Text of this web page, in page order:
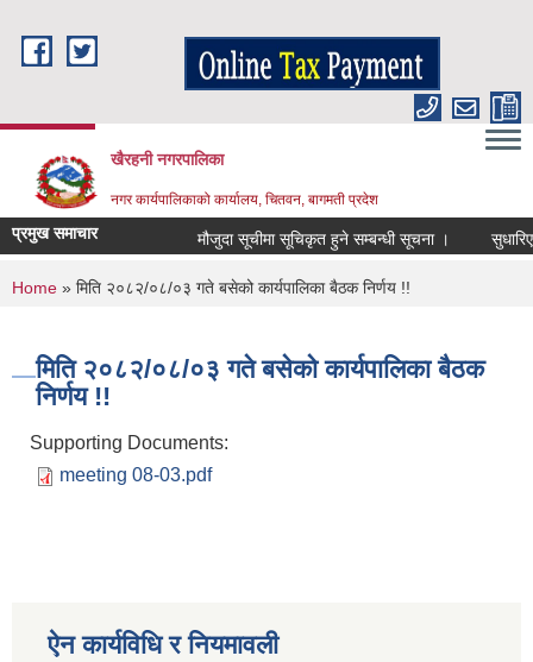
खैरहनी नगरपालिका
नगर कार्यपालिकाको कार्यालय, चितवन, बागमती प्रदेश
प्रमुख समाचार मौजुदा सूचीमा सूचिकृत हुने सम्बन्धी सूचना ।
You are here
Home » मिति २०८२/०८/०३ गते बसेको कार्यपालिका बैठक निर्णय !!
मिति २०८२/०८/०३ गते बसेको कार्यपालिका बैठक
निर्णय !!
Supporting Documents:
meeting 08-03.pdf
ऐन कार्यविधि र नियमावली